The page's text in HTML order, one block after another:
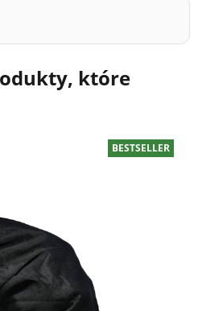
które
BESTSELLER